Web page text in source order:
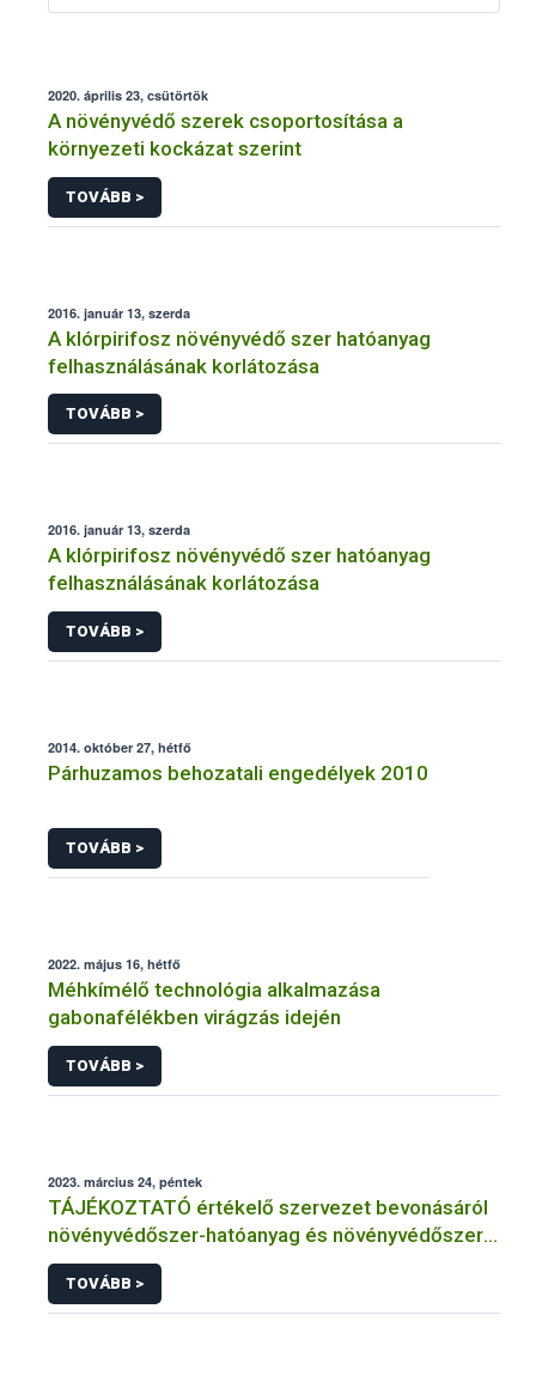
2020. április 23, csütörtök
A növényvédő szerek csoportosítása a
környezeti kockázat szerint
TOVÁBB >
2016. január 13, szerda
A klórpirifosz növényvédő szer hatóanyag
felhasználásának korlátozása
TOVÁBB >
2016. január 13, szerda
A klórpirifosz növényvédő szer hatóanyag
felhasználásának korlátozása
TOVÁBB >
2014. október 27, hétfő
Párhuzamos behozatali engedélyek 2010
TOVÁBB >
2022. május 16, hétfő
Méhkímélő technológia alkalmazása
gabonafélékben virágzás idején
TOVÁBB >
2023. március 24, péntek
TÁJÉKOZTATÓ értékelő szervezet bevonásáról
növényvédőszer-hatóanyag és növényvédőszer
engedélyezésére, továbbá a meglévő engedély
meghosszabbítására vagy módosítására irányuló
eljárásba
TOVÁBB >